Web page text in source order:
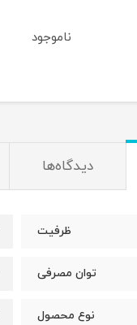
ناموجود
دیدگاه‌ها
ظرفیت
توان مصرفی
نوع محصول